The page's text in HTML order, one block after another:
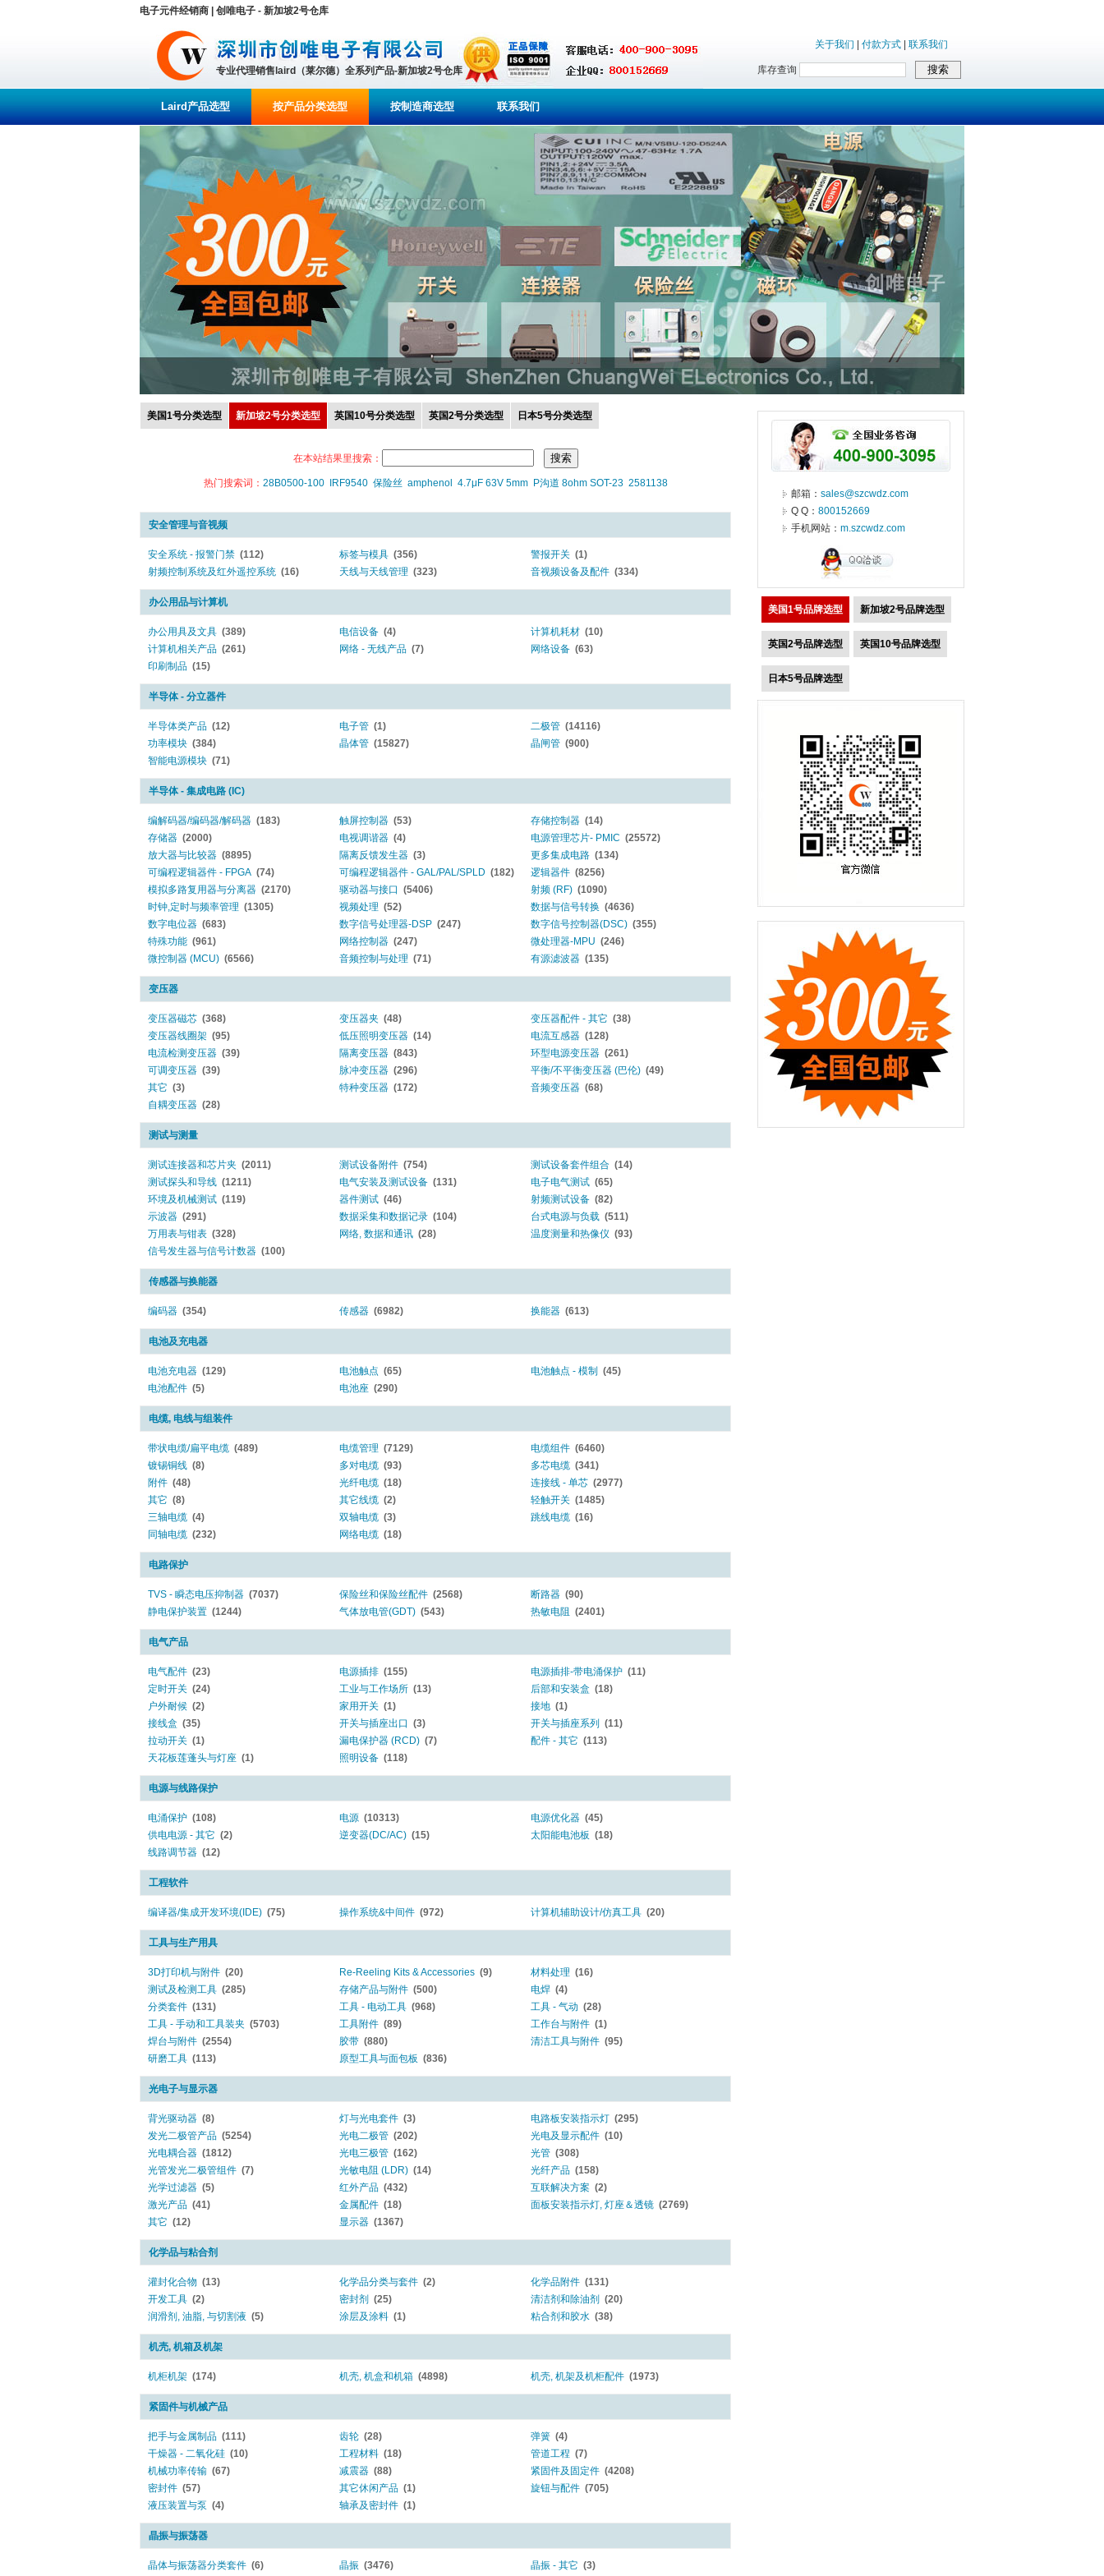
电子元件经销商 | 创唯电子 - 新加坡2号仓库
专业代理销售laird（莱尔德）全系列产品-新加坡2号仓库
关于我们 付款方式 联系我们
库存查询
Laird产品选型 按产品分类选型 按制造商选型 联系我们
美国1号分类选型 新加坡2号分类选型 英国10号分类选型 英国2号分类选型 日本5号分类选型
在本站结果里搜索：
热门搜索词： 28B0500-100 IRF9540 保险丝 amphenol 4.7μF 63V 5mm P沟道 8ohm SOT-23 2581138
安全管理与音视频
安全系统 - 报警门禁 (112) 标签与模具 (356) 警报开关 (1)
射频控制系统及红外遥控系统 (16) 天线与天线管理 (323) 音视频设备及配件 (334)
办公用品与计算机
办公用具及文具 (389) 电信设备 (4) 计算机耗材 (10)
计算机相关产品 (261) 网络 - 无线产品 (7) 网络设备 (63)
印刷制品 (15)
半导体 - 分立器件
半导体类产品 (12) 电子管 (1) 二极管 (14116)
功率模块 (384) 晶体管 (15827) 晶闸管 (900)
智能电源模块 (71)
半导体 - 集成电路 (IC)
编解码器/编码器/解码器 (183) 触屏控制器 (53) 存储控制器 (14)
存储器 (2000) 电视调谐器 (4) 电源管理芯片- PMIC (25572)
放大器与比较器 (8895) 隔离反馈发生器 (3) 更多集成电路 (134)
可编程逻辑器件 - FPGA (74) 可编程逻辑器件 - GAL/PAL/SPLD (182) 逻辑器件 (8256)
模拟多路复用器与分离器 (2170) 驱动器与接口 (5406) 射频 (RF) (1090)
时钟,定时与频率管理 (1305) 视频处理 (52) 数据与信号转换 (4636)
数字电位器 (683) 数字信号处理器-DSP (247) 数字信号控制器(DSC) (355)
特殊功能 (961) 网络控制器 (247) 微处理器-MPU (246)
微控制器 (MCU) (6566) 音频控制与处理 (71) 有源滤波器 (135)
变压器
变压器磁芯 (368) 变压器夹 (48) 变压器配件 - 其它 (38)
变压器线圈架 (95) 低压照明变压器 (14) 电流互感器 (128)
电流检测变压器 (39) 隔离变压器 (843) 环型电源变压器 (261)
可调变压器 (39) 脉冲变压器 (296) 平衡/不平衡变压器 (巴伦) (49)
其它 (3) 特种变压器 (172) 音频变压器 (68)
自耦变压器 (28)
测试与测量
测试连接器和芯片夹 (2011) 测试设备附件 (754) 测试设备套件组合 (14)
测试探头和导线 (1211) 电气安装及测试设备 (131) 电子电气测试 (65)
环境及机械测试 (119) 器件测试 (46) 射频测试设备 (82)
示波器 (291) 数据采集和数据记录 (104) 台式电源与负载 (511)
万用表与钳表 (328) 网络, 数据和通讯 (28) 温度测量和热像仪 (93)
信号发生器与信号计数器 (100)
传感器与换能器
编码器 (354) 传感器 (6982) 换能器 (613)
电池及充电器
电池充电器 (129) 电池触点 (65) 电池触点 - 模制
(45)
电池配件 (5) 电池座 (290)
电缆, 电线与组装件
带状电缆/扁平电缆 (489) 电缆管理 (7129) 电缆组件 (6460)
镀锡铜线 (8) 多对电缆 (93) 多芯电缆 (341)
附件 (48) 光纤电缆 (18) 连接线 - 单芯 (2977)
其它 (8) 其它线缆 (2) 轻触开关 (1485)
三轴电缆 (4) 双轴电缆 (3) 跳线电缆 (16)
同轴电缆 (232) 网络电缆 (18)
电路保护
TVS - 瞬态电压抑制器 (7037) 保险丝和保险丝配件 (2568) 断路器 (90)
静电保护装置 (1244) 气体放电管(GDT) (543) 热敏电阻 (2401)
电气产品
电气配件 (23) 电源插排 (155) 电源插排-带电涌保护 (11)
定时开关 (24) 工业与工作场所 (13) 后部和安装盒 (18)
户外耐候 (2) 家用开关 (1) 接地 (1)
接线盒 (35) 开关与插座出口 (3) 开关与插座系列
(11)
拉动开关 (1) 漏电保护器 (RCD) (7) 配件 - 其它 (113)
天花板莲蓬头与灯座 (1) 照明设备 (118)
电源与线路保护
电涌保护 (108) 电源 (10313) 电源优化器 (45)
供电电源 - 其它 (2) 逆变器(DC/AC) (15) 太阳能电池板 (18)
线路调节器 (12)
工程软件
编译器/集成开发环境(IDE) (75) 操作系统&中间件 (972) 计算机辅助设计/仿真工具 (20)
工具与生产用具
3D打印机与附件 (20) Re-Reeling Kits & Accessories (9) 材料处理 (16)
测试及检测工具 (285) 存储产品与附件 (500) 电焊 (4)
分类套件 (131) 工具 - 电动工具 (968) 工具 - 气动 (28)
工具 - 手动和工具装夹 (5703) 工具附件 (89) 工作台与附件 (1)
焊台与附件 (2554) 胶带 (880) 清洁工具与附件 (95)
研磨工具 (113) 原型工具与面包板 (836)
光电子与显示器
背光驱动器 (8) 灯与光电套件 (3) 电路板安装指示灯 (295)
发光二极管产品 (5254) 光电二极管 (202) 光电及显示配件 (10)
光电耦合器 (1812) 光电三极管 (162) 光管 (308)
光管发光二极管组件 (7) 光敏电阻 (LDR) (14) 光纤产品 (158)
光学过滤器 (5) 红外产品 (432) 互联解决方案 (2)
激光产品 (41) 金属配件 (18) 面板安装指示灯, 灯座＆透镜 (2769)
其它 (12) 显示器 (1367)
化学品与粘合剂
灌封化合物 (13) 化学品分类与套件 (2) 化学品附件 (131)
开发工具 (2) 密封剂 (25) 清洁剂和除油剂
(20)
润滑剂, 油脂, 与切割液 (5) 涂层及涂料 (1) 粘合剂和胶水 (38)
机壳, 机箱及机架
机柜机架 (174) 机壳, 机盒和机箱 (4898) 机壳, 机架及机柜配件 (1973)
紧固件与机械产品
把手与金属制品 (111) 齿轮 (28) 弹簧 (4)
干燥器 - 二氧化硅 (10) 工程材料 (18) 管道工程 (7)
机械功率传输 (67) 减震器 (88) 紧固件及固定件 (4208)
密封件 (57) 其它休闲产品 (1) 旋钮与配件 (705)
液压装置与泵 (4) 轴承及密封件 (1)
晶振与振荡器
晶体与振荡器分类套件 (6) 晶振 (3476) 晶振 - 其它 (3)
邮箱： sales@szcwdz.com
Q Q： 800152669
手机网站： m.szcwdz.com
美国1号品牌选型 新加坡2号品牌选型
英国2号品牌选型 英国10号品牌选型
日本5号品牌选型